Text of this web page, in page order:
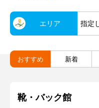
エリア 指定
おすすめ 新着
靴・バック館